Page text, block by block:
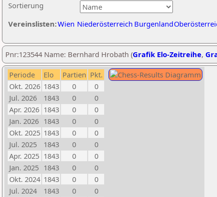
Sortierung
Vereinslisten:Wien Niederösterreich Burgenland
Pnr:123544 Name: Bernhard Hrobath (Grafik Elo-Zeitreihe,
Periode Elo Partien Pkt.
Okt. 2026 1843 0
0
Jul. 2026
1843 0
0
Apr. 2026 1843 0
0
Jan. 2026 1843 0
0
Okt. 2025 1843 0
0
Jul. 2025
1843 0
0
Apr. 2025 1843 0
0
Jan. 2025 1843 0
0
Okt. 2024 1843 0
0
Jul. 2024
1843 0
0